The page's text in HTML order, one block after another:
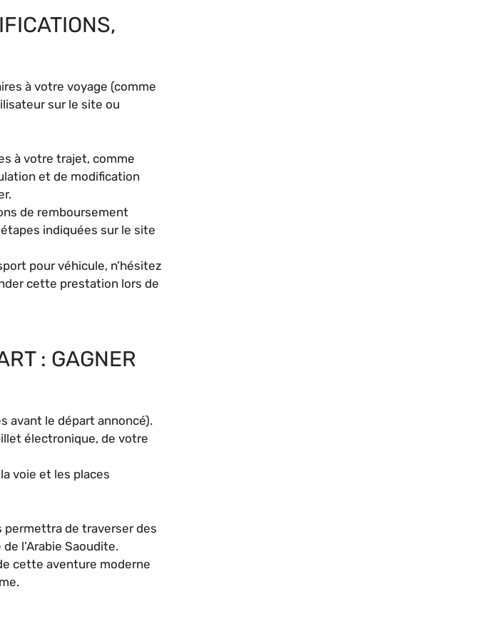
à votre voyage (comme
sur le site ou
à votre trajet, comme
et de modification
de remboursement
indiquées sur le site
pour véhicule, n’hésitez
cette prestation lors de
: GAGNER
avant le départ annoncé).
électronique, de votre
voie et les places
permettra de traverser des
l’Arabie Saoudite.
cette aventure moderne